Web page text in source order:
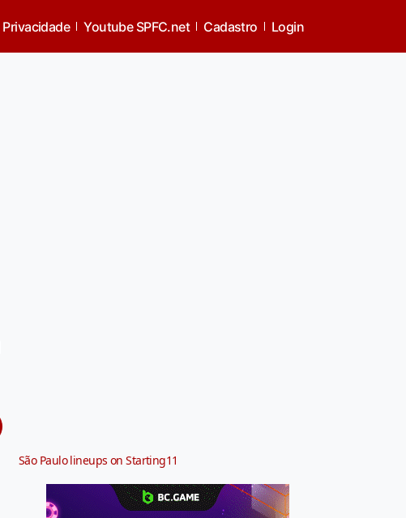
Privacidade Youtube SPFC.net Cadastro Login
São Paulo lineups on Starting11